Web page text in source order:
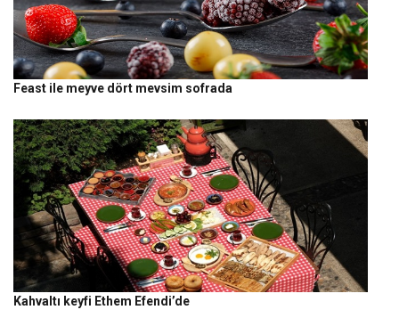
Feast ile meyve dört mevsim sofrada
Kahvaltı keyfi Ethem Efendi’de